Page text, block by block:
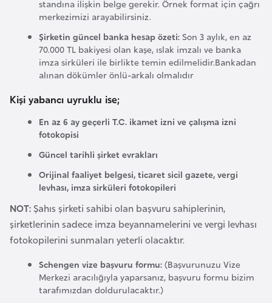
standına ilişkin belge gerekir. Örnek format için çağrı
merkezimizi arayabilirsiniz.
Şirketin güncel banka hesap özeti:Son 3 aylık, en az
70.000 TL bakiyesi olan kaşe, ıslak imzalı ve banka
imza sirküleri ile birlikte temin edilmelidir.Bankadan
alınan dökümler önlü-arkalı olmalıdır
Kişi yabancı uyruklu ise;
En az 6 ay geçerli T.C. ikamet izni ve çalışma izni
fotokopisi
Güncel tarihli şirket evrakları
Orijinal faaliyet belgesi, ticaret sicil gazete, vergi
levhası, imza sirküleri fotokopileri
NOT:Şahıs şirketi sahibi olan başvuru sahiplerinin,
şirketlerinin sadece imza beyannamelerini ve vergi levhası
fotokopilerini sunmaları yeterli olacaktır.
Schengen vize başvuru formu:(Başvurunuzu Vize
Merkezi aracılığıyla yaparsanız, başvuru formu bizim
tarafımızdan doldurulacaktır.)
a
n
B